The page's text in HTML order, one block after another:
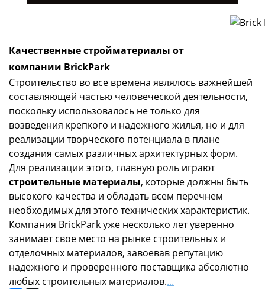
Качественные стройматериалы от
компании BrickPark
Строительство во все времена являлось важнейшей
составляющей частью человеческой деятельности,
поскольку использовалось не только для
возведения крепкого и надежного жилья, но и для
реализации творческого потенциала в плане
создания самых различных архитектурных форм.
Для реализации этого, главную роль играют
строительные материалы, которые должны быть
высокого качества и обладать всем перечнем
необходимых для этого технических характеристик.
Компания BrickPark уже несколько лет уверенно
занимает свое место на рынке строительных и
отделочных материалов, завоевав репутацию
надежного и проверенного поставщика абсолютно
любых строительных материалов....